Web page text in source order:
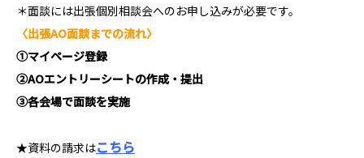
＊面談には出張個別相談会へのお申し込みが必要です。
〈出張AO面談までの流れ〉
①マイページ登録
②AOエントリーシートの作成・提出
③各会場で面談を実施
★資料の請求はこちら